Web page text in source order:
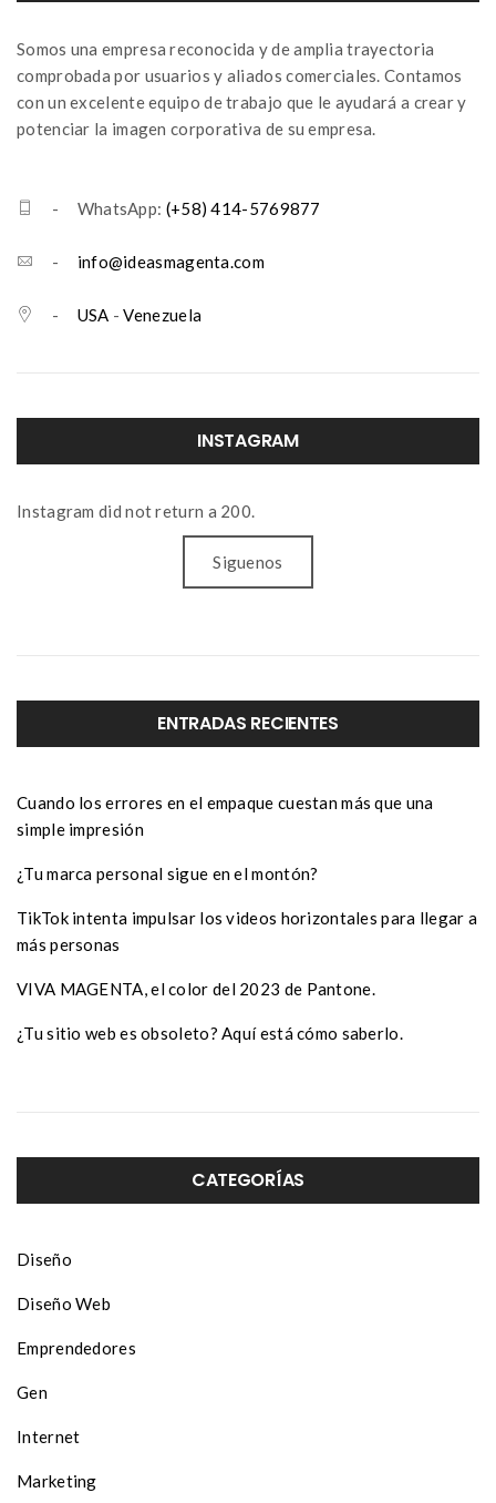
Somos una empresa reconocida y de amplia trayectoria
comprobada por usuarios y aliados comerciales. Contamos
con un excelente equipo de trabajo que le ayudará a crear y
potenciar la imagen corporativa de su empresa.
- WhatsApp: (+58) 414-5769877
- info@ideasmagenta.com
- USA -Venezuela
INSTAGRAM
Instagram did not return a 200.
Siguenos
ENTRADAS RECIENTES
Cuando los errores en el empaque cuestan más que una
simple impresión
¿Tu marca personal sigue en el montón?
TikTok intenta impulsar los videos horizontales para llegar a
más personas
VIVA MAGENTA, el color del 2023 de Pantone.
¿Tu sitio web es obsoleto? Aquí está cómo saberlo.
CATEGORÍAS
Diseño
Diseño Web
Emprendedores
Gen
Internet
Marketing